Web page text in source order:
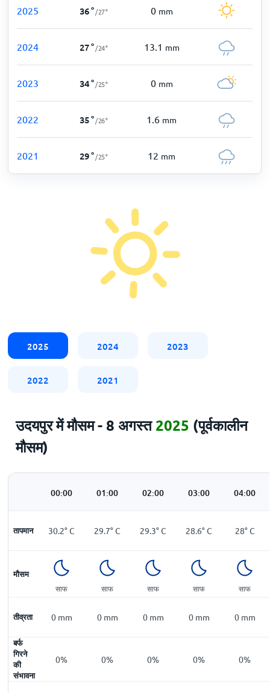
2025 36° /27° 0 mm
2024 27° /24° 13.1 mm
2023 34° /25° 0 mm
2022 35° /26° 1.6 mm
2021 29° /25° 12 mm
2025 2024 2023
2022 2021
उदयपुर में मौसम - 8 अगस्त2025 (पूर्वकालीन
मौसम)
00:00 01:00 02:00 03:00 04:00
तापमान 30.2°C 29.7°C 29.3°C 28.6°C 28°C
मौसम
साफ साफ साफ साफ साफ
तीव्रता 0 mm 0 mm 0 mm 0 mm 0 mm
बर्फ
गिरने
की
संभावना
0% 0% 0% 0% 0%